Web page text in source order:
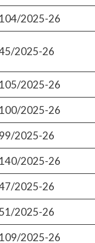
104/2025-26
2025-26
105/2025-26
100/2025-26
99/2025-26
140/2025-26
2025-26
51/2025-26
109/2025-26